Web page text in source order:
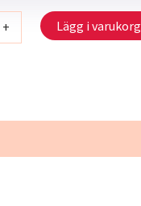
+ Lägg i varukorg